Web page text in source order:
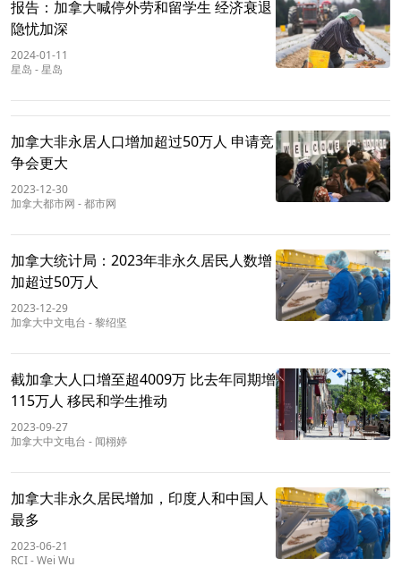
报告：加拿大喊停外劳和留学生 经济衰退
隐忧加深
2024-01-11
星岛 -星岛
加拿大非永居人口增加超过50万人 申请竞
争会更大
2023-12-30
加拿大都市网 -都市网
加拿大统计局：2023年非永久居民人数增
加超过50万人
2023-12-29
加拿大中文电台 -黎绍坚
截加拿大人口增至超4009万 比去年同期增
115万人 移民和学生推动
2023-09-27
加拿大中文电台 - 闻栩婷
加拿大非永久居民增加，印度人和中国人
最多
2023-06-21
RCI-Wei Wu